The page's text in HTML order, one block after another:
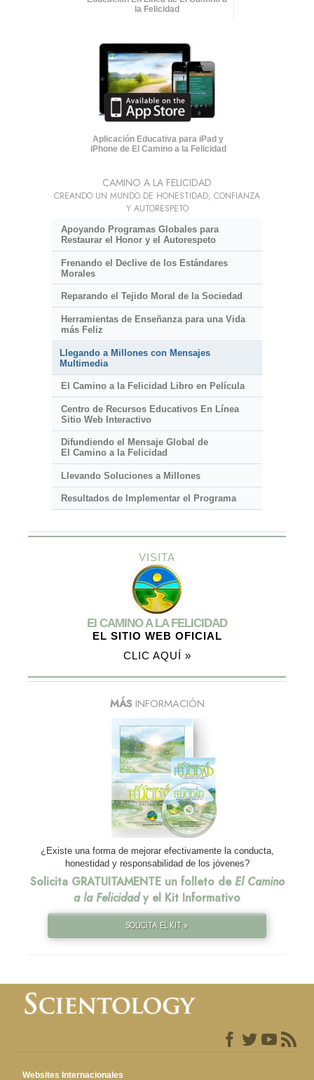
la Felicidad
Aplicación Educativa para iPad y
iPhone de El Camino a la Felicidad
CAMINO A LA FELICIDAD
CREANDO UN MUNDO DE HONESTIDAD, CONFIANZA
Y AUTORESPETO
Apoyando Programas Globales para
Restaurar el Honor y el Autorespeto
Frenando el Declive de los Estándares
Morales
Reparando el Tejido Moral de la Sociedad
Herramientas de Enseñanza para una Vida
más Feliz
Llegando a Millones con Mensajes
Multimedia
El Camino a la Felicidad Libro en Película
Centro de Recursos Educativos En Línea
Sitio Web Interactivo
Difundiendo el Mensaje Global de
El Camino a la Felicidad
Llevando Soluciones a Millones
Resultados de Implementar el Programa
VISITA
El CAMINO A LA FELICIDAD
EL SITIO WEB OFICIAL
CLIC AQUÍ »
MÁSINFORMACIÓN
¿Existe una forma de mejorar efectivamente la conducta,
honestidad y responsabilidad de los jóvenes?
Solicita GRATUITAMENTE un folleto de El Camino
a la Felicidady el Kit Informativo
SOLICITA EL KIT »
Websites Internacionales